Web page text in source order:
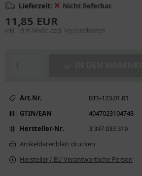
Lieferzeit: ❌ Nicht lieferbar.
11,85 EUR
inkl. 19 % MwSt. zzgl. Versandkosten
Art.Nr.
BTS-123.01.01
GTIN/EAN
4047023104748
Hersteller-Nr.
3 397 033 319
Artikeldatenblatt drucken
Hersteller / EU Verantwortliche Person